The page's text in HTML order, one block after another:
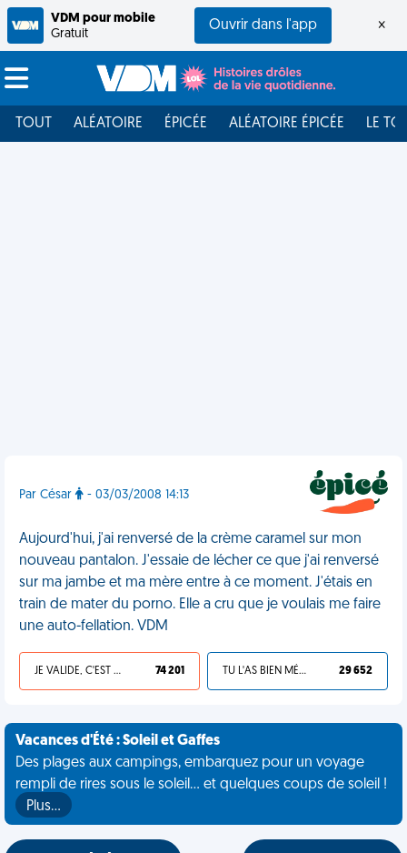
VDM pour mobile
Gratuit
Ouvrir dans l'app ×
TOUT ALÉATOIRE ÉPICÉE ALÉATOIRE ÉPICÉE LE
Par César - 03/03/2008 14:13
Aujourd'hui, j'ai renversé de la crème caramel sur mon
nouveau pantalon. J'essaie de lécher ce que j'ai renversé
sur ma jambe et ma mère entre à ce moment. J'étais en
train de mater du porno. Elle a cru que je voulais me faire
une auto-fellation. VDM
JE VALIDE, C'EST UNE VDM 74 201 TU L'AS BIEN MÉRITÉ 29 652
Vacances d'Été : Soleil et Gaffes
Des plages aux campings, embarquez pour un voyage
rempli de rires sous le soleil... et quelques coups de soleil !
Plus…